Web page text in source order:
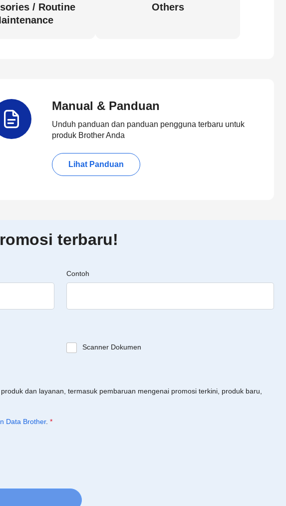
/ Routine
Others
Manual & Panduan
Unduh panduan dan panduan pengguna terbaru untuk
produk Brother Anda
Lihat Panduan
terbaru!
Contoh
Scanner Dokumen
dan layanan, termasuk pembaruan mengenai promosi terkini, produk baru,
Data Brother. *